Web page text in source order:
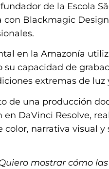
de la Escola
Blackmagic
en la Amazonía
capacidad de
extremas de luz
de una producción
DaVinci Resolve,
narrativa visual y
mostrar cómo